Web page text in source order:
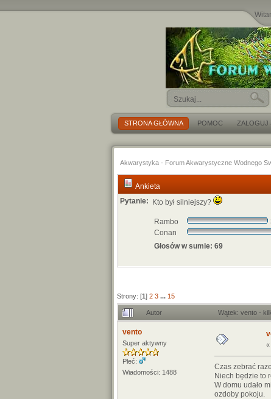
STRONA GŁÓWNA POMOC ZALOGUJ
Akwarystyka - Forum Akwarystyczne Wodnego
Ankieta
Pytanie:
Kto był silniejszy?
Rambo
Conan
Głosów w sumie: 69
Strony: [1] 2 3 ... 15
Autor Wątek: vento -
vento
Super aktywny
Płeć:
Wiadomości: 1488
«
Czas zebrać
Niech będzie to
W domu udało
ozdoby pokoju.